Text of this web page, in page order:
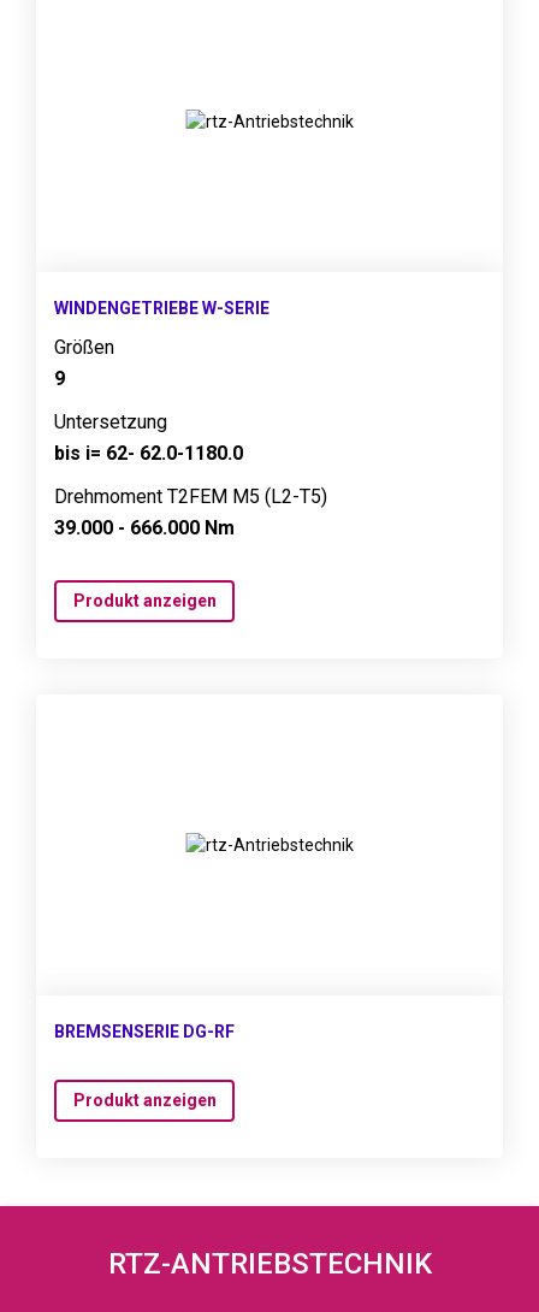
WINDENGETRIEBE W-SERIE
Größen
9
Untersetzung
bis i= 62- 62.0-1180.0
Drehmoment T2FEM M5 (L2-T5)
39.000 - 666.000 Nm
Produkt anzeigen
BREMSENSERIE DG-RF
Produkt anzeigen
RTZ-ANTRIEBSTECHNIK